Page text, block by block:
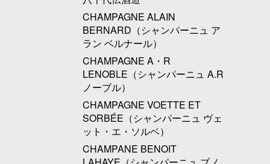
CHAMPAGNE ALAIN
BERNARD（シャンパーニュ ア
ラン ベルナール）
CHAMPAGNE A・R
LENOBLE（シャンパーニュ A.R
ノーブル）
CHAMPAGNE VOETTE ET
SORBÉE（シャンパーニュ ヴェ
ット・エ・ソルベ）
CHAMPANE BENOIT